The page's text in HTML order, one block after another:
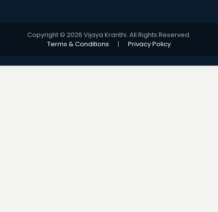
Copyright © 2026 Vijaya Kranthi. All Rights Reserved.
Terms & Conditions
| Privacy Policy